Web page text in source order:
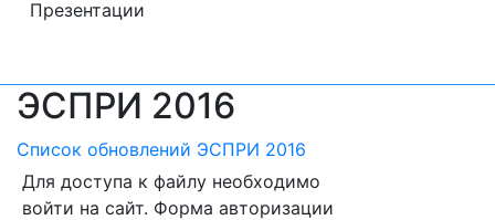
Презентации
ЭСПРИ 2016
Список обновлений ЭСПРИ 2016
Для доступа к файлу необходимо
войти на сайт. Форма авторизации